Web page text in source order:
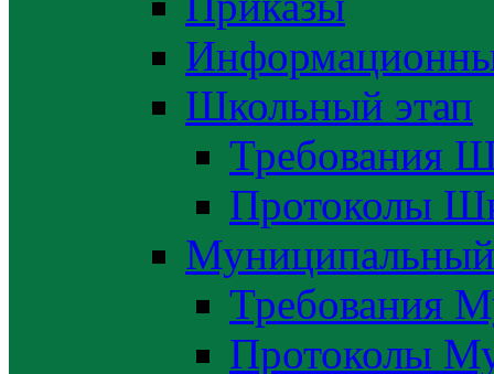
Школьный этап
Требования
Протоколы
Муниципальный
Требования
Протоколы